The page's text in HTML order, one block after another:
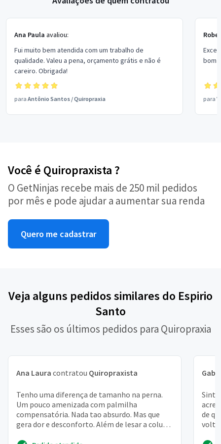
Ana Paula avaliou:
Fui muito bem atendida com um trabalho de
qualidade. Valeu a pena, orçamento grátis e não é
careiro. Obrigada!
para Antônio Santos /Quiropraxia
bom
para
Você é Quiropraxista ?
O GetNinjas recebe mais de 250 mil pedidos
por mês e pode ajudar a aumentar sua renda
Quero me cadastrar
Veja alguns pedidos similares do Espirio
Santo
Esses são os últimos pedidos para Quiropraxia
Ana Laura contratou Quiropraxista
Tenho uma diferença de tamanho na perna.
Um pouco amenizada com palmilha
compensatória. Nada tao absurdo. Mas que
gera dor e desconforto. Além de lesar a coluna
Sinto
de